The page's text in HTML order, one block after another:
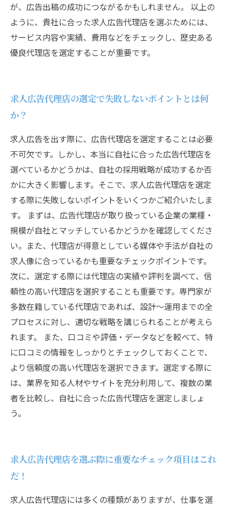
が、広告出稿の成功につながるかもしれません。 以上の
ように、貴社に合った求人広告代理店を選ぶためには、
サービス内容や実績、費用などをチェックし、歴史ある
優良代理店を選定することが重要です。
求人広告代理店の選定で失敗しないポイントとは何
か？
求人広告を出す際に、広告代理店を選定することは必要
不可欠です。しかし、本当に自社に合った広告代理店を
選べているかどうかは、自社の採用戦略が成功するか否
かに大きく影響します。そこで、求人広告代理店を選定
する際に失敗しないポイントをいくつかご紹介いたしま
す。 まずは、広告代理店が取り扱っている企業の業種・
規模が自社とマッチしているかどうかを確認してくださ
い。また、代理店が得意としている媒体や手法が自社の
求人像に合っているかも重要なチェックポイントです。
次に、選定する際には代理店の実績や評判を調べて、信
頼性の高い代理店を選択することも重要です。専門家が
多数在籍している代理店であれば、設計～運用までの全
プロセスに対し、適切な戦略を講じられることが考えら
れます。 また、口コミや評価・データなどを較べて、特
に口コミの情報をしっかりとチェックしておくことで、
より信頼度の高い代理店を選択できます。選定する際に
は、業界を知る人材やサイトを充分利用して、複数の業
者を比較し、自社に合った広告代理店を選定しましょ
う。
求人広告代理店を選ぶ際に重要なチェック項目はこれ
だ！
求人広告代理店には多くの種類がありますが、仕事を選